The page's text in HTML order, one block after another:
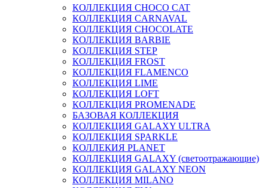
КОЛЛЕКЦИЯ CHOCO CAT
КОЛЛЕКЦИЯ CARNAVAL
КОЛЛЕКЦИЯ CHOCOLATE
КОЛЛЕКЦИЯ BARBIE
КОЛЛЕКЦИЯ STEP
КОЛЛЕКЦИЯ FROST
КОЛЛЕКЦИЯ FLAMENCO
КОЛЛЕКЦИЯ LIME
КОЛЛЕКЦИЯ LOFT
КОЛЛЕКЦИЯ PROMENADE
БАЗОВАЯ КОЛЛЕКЦИЯ
КОЛЛЕКЦИЯ GALAXY ULTRA
КОЛЛЕКЦИЯ SPARKLE
КОЛЛЕКИЯ PLANET
КОЛЛЕКЦИЯ GALAXY (светоотражающие)
КОЛЛЕКЦИЯ GALAXY NEON
КОЛЛЕКЦИЯ MILANO